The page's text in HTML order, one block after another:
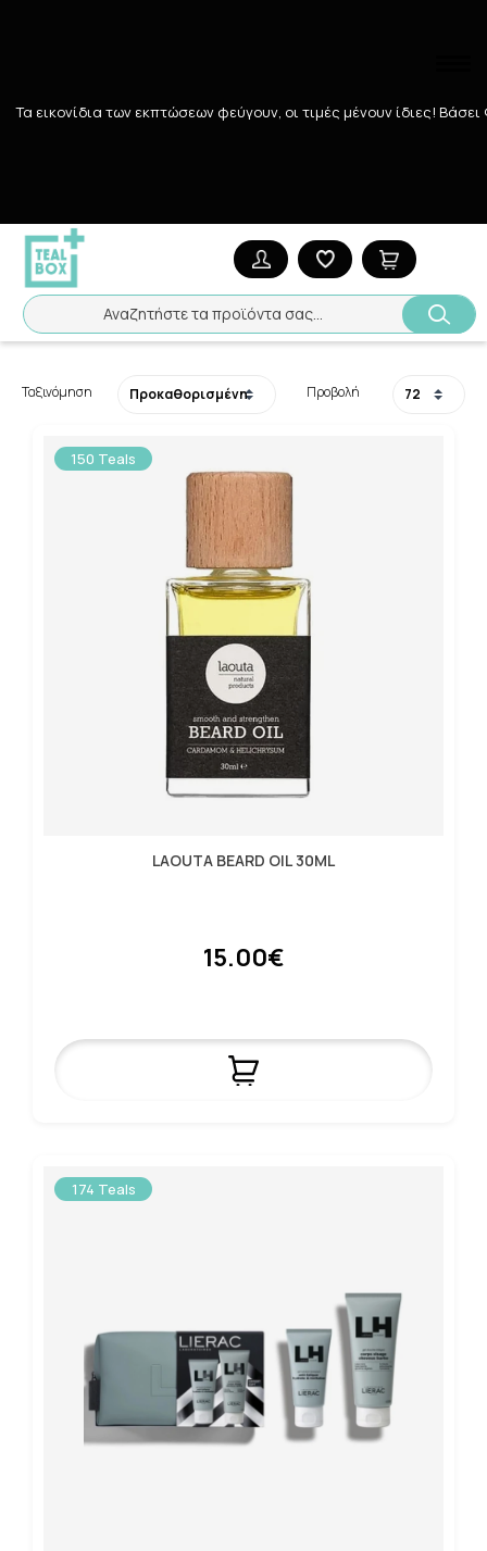
Τα εικονίδια των εκπτώσεων φεύγουν, οι τιμές μένουν ίδιες!
Αναζητήστε τα προϊόντα σας...
Περιποίηση γενειάδας
5 ΠΡΟΪΌΝΤΑ
Ταξινόμηση Προβολή
150 Teals
LAOUTA BEARD OIL 30ML
15.00€
174 Teals